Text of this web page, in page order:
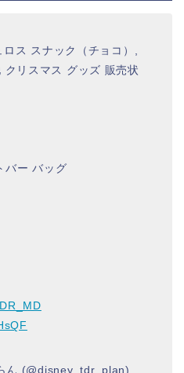
ス スナック（チョコ）,
クリスマス グッズ 販売状
バー バッグ
ん (@disney_tdr_plan)